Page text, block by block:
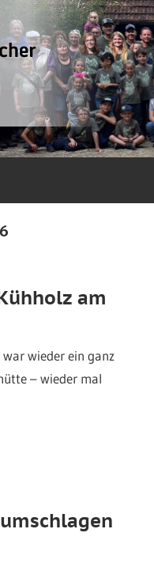
am
wieder ein ganz
– wieder mal